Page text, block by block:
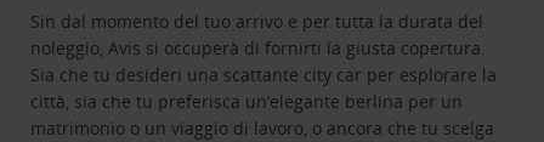
Sin dal momento del tuo arrivo e per tutta la durata del
noleggio, Avis si occuperà di fornirti la giusta copertura.
Sia che tu desideri una scattante city car per esplorare la
città, sia che tu preferisca un’elegante berlina per un
matrimonio o un viaggio di lavoro, o ancora che tu scelga